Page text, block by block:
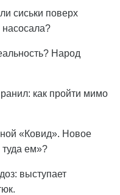
сиськи поверх
Народ
как пройти мимо
«Ковид». Новое
ем»?
выступает